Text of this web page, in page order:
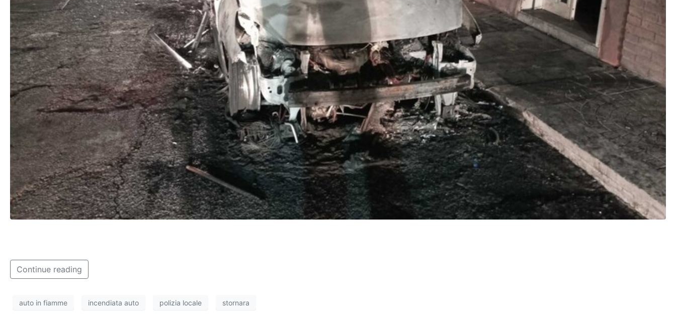
Continue reading
auto in fiamme incendiata auto polizia locale stornara